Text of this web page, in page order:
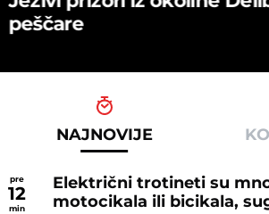
peščare
NAJNOVIJE
pre
12
min
Električni trotineti su
motocikala ili bicikala,